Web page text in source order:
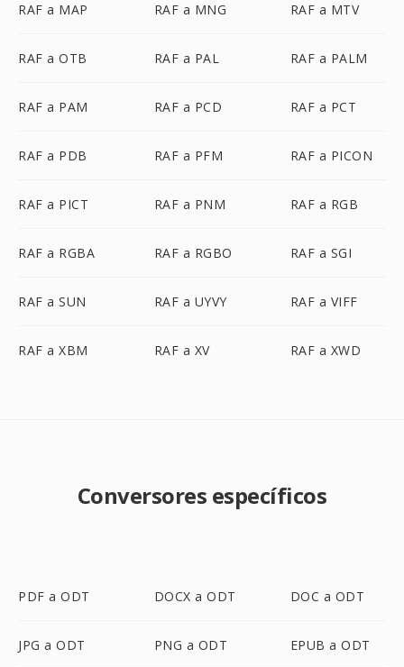
RAF a MAP RAF a MNG RAF a MTV
RAF a OTB RAF a PAL RAF a PALM
RAF a PAM RAF a PCD RAF a PCT
RAF a PDB RAF a PFM RAF a PICON
RAF a PICT RAF a PNM RAF a RGB
RAF a RGBA RAF a RGBO RAF a SGI
RAF a SUN RAF a UYVY RAF a VIFF
RAF a XBM RAF a XV RAF a XWD
Conversores específicos
PDF a ODT DOCX a ODT DOC a ODT
JPG a ODT PNG a ODT EPUB a ODT